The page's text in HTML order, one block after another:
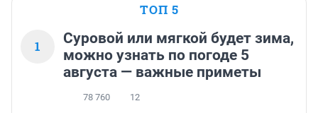
ТОП 5
1
Суровой или мягкой будет зима,
можно узнать по погоде 5
августа — важные приметы
78 760 12